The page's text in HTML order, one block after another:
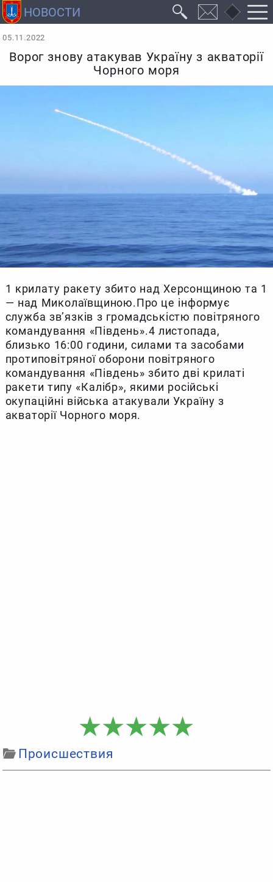
05.11.2022
Ворог знову атакував Україну з акваторії
Чорного моря
1 крилату ракету збито над Херсонщиною та 1
— над Миколаївщиною.Про це інформує
служба зв’язків з громадськістю повітряного
командування «Південь».4 листопада,
близько 16:00 години, силами та засобами
протиповітряної оборони повітряного
командування «Південь» збито дві крилаті
ракети типу «Калібр», якими російські
окупаційні війська атакували Україну з
акваторії Чорного моря.
Происшествия